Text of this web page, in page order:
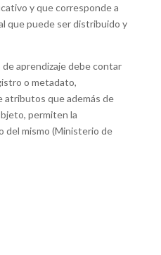
y que corresponde a
que puede ser distribuido y
aprendizaje debe contar
o metadato,
que además de
permiten la
del mismo (Ministerio de